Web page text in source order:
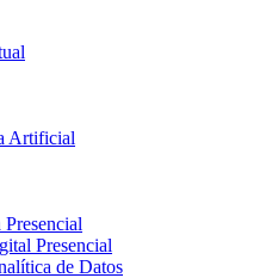
Artificial
Presencial
de Datos